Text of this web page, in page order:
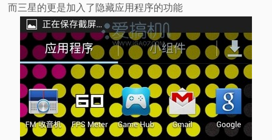
而三星的更是加入了隐藏应用程序的功能